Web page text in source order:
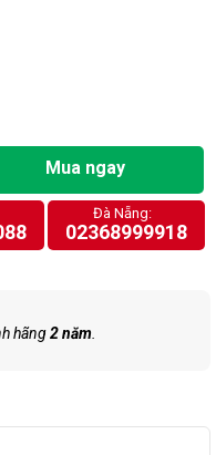
Mua ngay
Đà Nẵng:
02368999918
hãng2 năm